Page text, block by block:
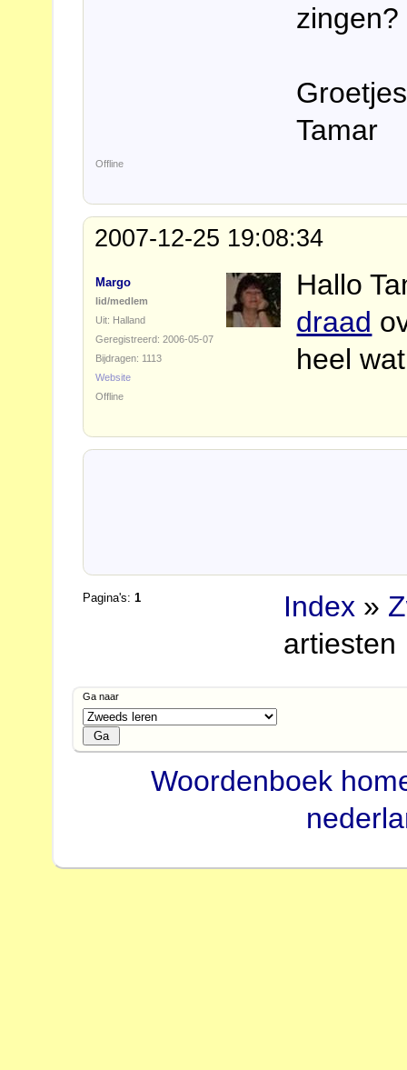
zingen?
Tamar
Offline
2007-12-25 19:08:34
Margo
lid/medlem
Uit: Halland
Geregistreerd: 2006-05-07
Bijdragen: 1113
Website
Hallo
draad
heel
Offline
Pagina's:1 Index »
artiesten
Ga naar
Woordenboek